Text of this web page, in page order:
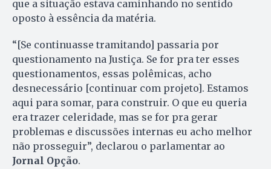
que a situação estava caminhando no sentido
oposto à essência da matéria.
“[Se continuasse tramitando] passaria por
questionamento na Justiça. Se for pra ter esses
questionamentos, essas polêmicas, acho
desnecessário [continuar com projeto]. Estamos
aqui para somar, para construir. O que eu queria
era trazer celeridade, mas se for pra gerar
problemas e discussões internas eu acho melhor
não prosseguir”, declarou o parlamentar ao
Jornal Opção.